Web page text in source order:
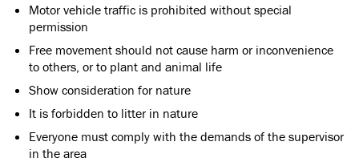
Motor vehicle traffic is prohibited without special
permission
Free movement should not cause harm or inconvenience
to others, or to plant and animal life
Show consideration for nature
It is forbidden to litter in nature
Everyone must comply with the demands of the supervisor
in the area